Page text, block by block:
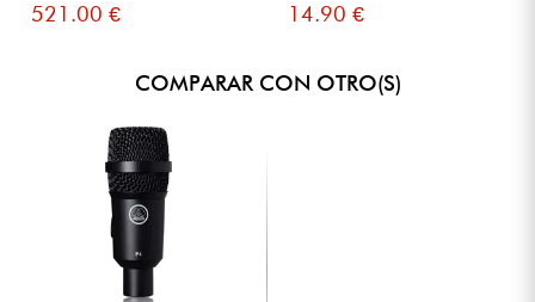
521.00 € 14.90 €
COMPARAR CON OTRO(S)